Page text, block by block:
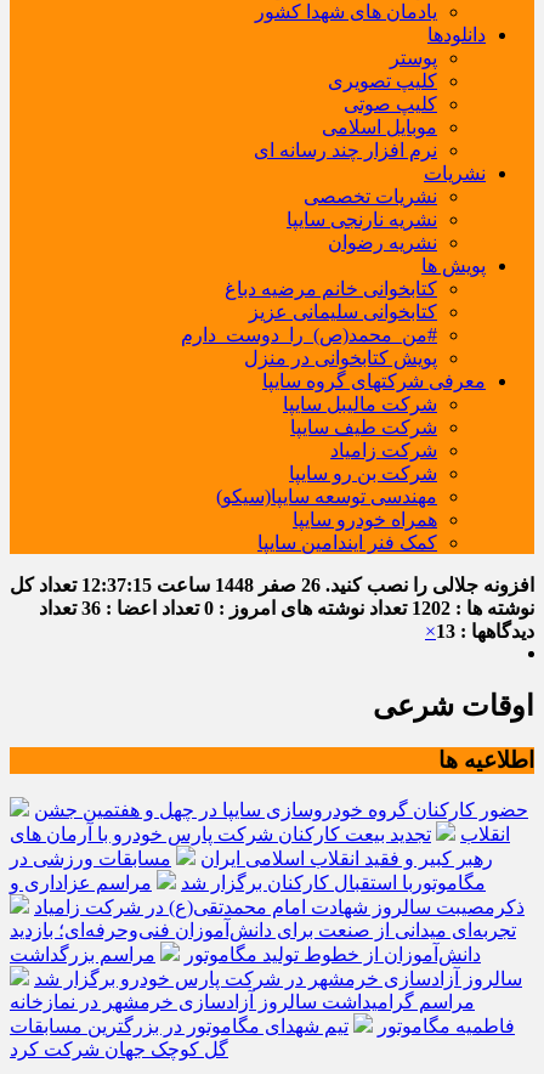
یادمان های شهدا کشور
دانلودها
پوستر
کلیپ تصویری
کلیپ صوتی
موبایل اسلامی
نرم افزار چند رسانه ای
نشریات
نشریات تخصصی
نشریه نارنجی سایپا
نشریه رضوان
پویش ها
کتابخوانی خانم مرضیه دباغ
کتابخوانی سلیمانی عزیز
#من_محمد(ص)_را_دوست_دارم
پویش کتابخوانی در منزل
معرفی شرکتهای گروه سایپا
شرکت مالیبل سایپا
شرکت طیف سایپا
شرکت زامیاد
شرکت بن رو سایپا
مهندسی توسعه سایپا(سیکو)
همراه خودرو سایپا
کمک فنر ایندامین سایپا
افزونه جلالی را نصب کنید. 26 صفر 1448 ساعت 12:37:15 تعداد کل
نوشته ها : 1202
تعداد نوشته های امروز : 0 تعداد اعضا : 36
تعداد
دیدگاهها : 13
×
اوقات شرعی
اطلاعیه ها
حضور کارکنان گروه خودروسازی سایپا در چهل و هفتمین جشن
انقلاب
تجدید بیعت کارکنان شرکت پارس خودرو با آرمان های
رهبر کبیر و فقید انقلاب اسلامی ایران
مسابقات ورزشی در
مگاموتوربا استقبال کارکنان برگزار شد
مراسم عزاداری و
ذکرمصیبت سالروز شهادت امام محمدتقی(ع) در شرکت زامیاد
تجربه‌ای میدانی از صنعت برای دانش‌آموزان فنی‌وحرفه‌ای؛ بازدید
دانش‌آموزان از خطوط تولید مگاموتور
مراسم بزرگداشت
سالروز آزادسازی خرمشهر در شرکت پارس خودرو برگزار شد
مراسم گرامیداشت سالروز آزادسازی خرمشهر در نمازخانه
فاطمیه مگاموتور
تیم شهدای مگاموتور در بزرگترین مسابقات
گل کوچک جهان شرکت کرد